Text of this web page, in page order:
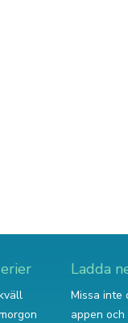
Ladda
Missa inte
appen